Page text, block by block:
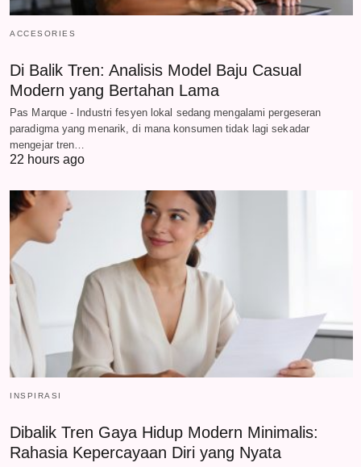
ACCESORIES
Di Balik Tren: Analisis Model Baju Casual
Modern yang Bertahan Lama
Pas Marque - Industri fesyen lokal sedang mengalami pergeseran
paradigma yang menarik, di mana konsumen tidak lagi sekadar
mengejar tren…
22 hours ago
INSPIRASI
Dibalik Tren Gaya Hidup Modern Minimalis:
Rahasia Kepercayaan Diri yang Nyata